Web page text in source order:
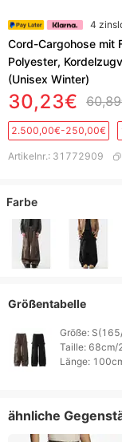
4
​​Cord-Cargohose mit
Polyester,
(Unisex Winter)​​
30,23€
2.500,00€-250,00€
Artikelnr.: 31772909
Farbe
Größentabelle
Größe:
Taille:
ähnliche